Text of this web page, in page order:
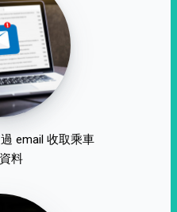
email 收取乘車
料